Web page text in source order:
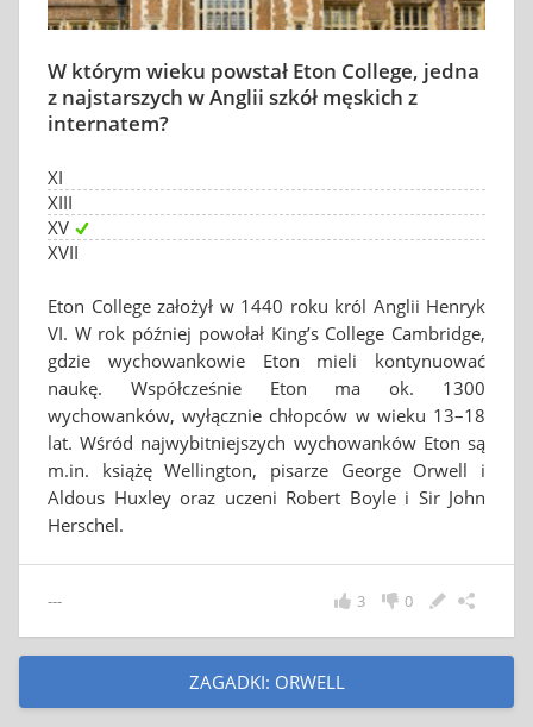
W którym wieku powstał Eton College, jedna
z najstarszych w Anglii szkół męskich z
internatem?
XI
XIII
XV
XVII
Eton College założył w 1440 roku król Anglii Henryk
VI. W rok później powołał King’s College Cambridge,
gdzie wychowankowie Eton mieli kontynuować
naukę. Współcześnie Eton ma ok. 1300
wychowanków, wyłącznie chłopców w wieku 13–18
lat. Wśród najwybitniejszych wychowanków Eton są
m.in. książę Wellington, pisarze George Orwell i
Aldous Huxley oraz uczeni Robert Boyle i Sir John
Herschel.
--- 0
3
ZAGADKI: ORWELL